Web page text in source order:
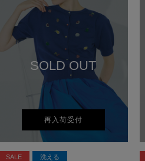
SOLD OUT
再入荷受付
SALE 洗える